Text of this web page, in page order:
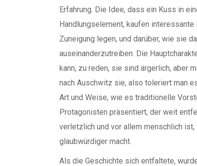
Erfahrung. Die Idee, dass ein Kuss in
Handlungselement, kaufen
Zuneigung legen, und darüber, wie sie
auseinanderzutreiben. Die
kann, zu reden, sie sind ärgerlich, aber
nach Auschwitz sie, also toleriert man
Art und Weise, wie es traditionelle
Protagonisten präsentiert, der weit
verletzlich und vor allem menschlich
glaubwürdiger macht.
Als die Geschichte sich entfaltete,